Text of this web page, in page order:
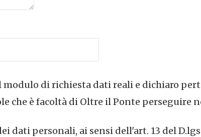
modulo di richiesta dati reali e dichiaro
che è facoltà di Oltre il Ponte perseguire
dati personali, ai sensi dell'art. 13 del